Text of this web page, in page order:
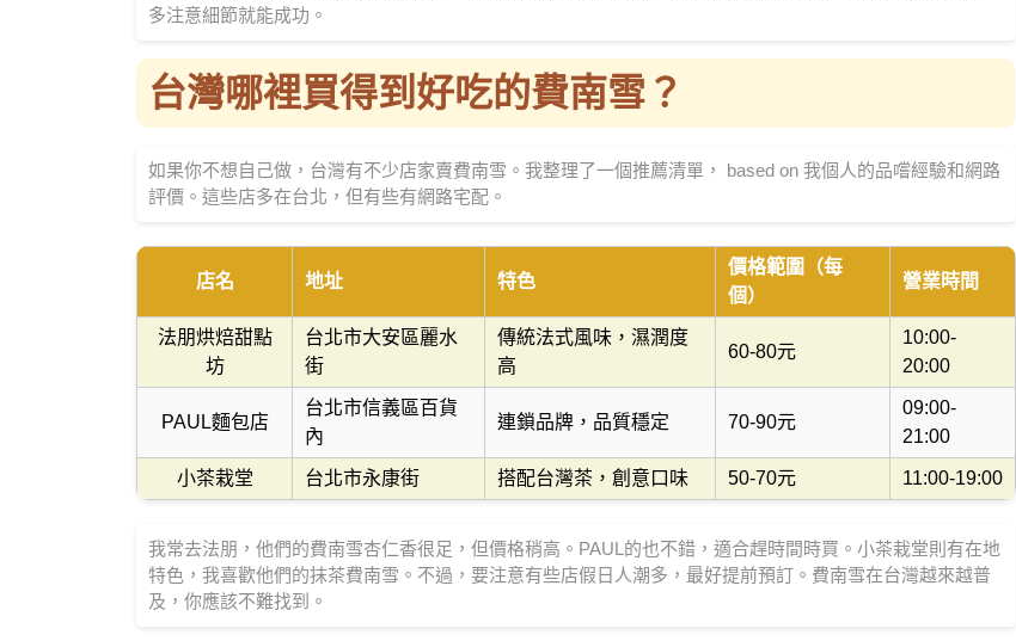
多注意細節就能成功。
台灣哪裡買得到好吃的費南雪？
如果你不想自己做，台灣有不少店家賣費南雪。我整理了一個推薦清單， based on 我個人的品嚐經驗和網路
評價。這些店多在台北，但有些有網路宅配。
店名 地址 特色
價格範圍（每
個）
營業時間
法朋烘焙甜點
坊
台北市大安區麗水
街
傳統法式風味，濕潤度
高
60-80元
10:00-
20:00
PAUL麵包店
台北市信義區百貨
內
連鎖品牌，品質穩定 70-90元
09:00-
21:00
小茶栽堂 台北市永康街 搭配台灣茶，創意口味 50-70元 11:00-19:00
我常去法朋，他們的費南雪杏仁香很足，但價格稍高。PAUL的也不錯，適合趕時間時買。小茶栽堂則有在地
特色，我喜歡他們的抹茶費南雪。不過，要注意有些店假日人潮多，最好提前預訂。費南雪在台灣越來越普
及，你應該不難找到。